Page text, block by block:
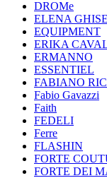
DROMe
ELENA
EQUIPMENT
ERIKA
ERMANNO
ESSENTIEL
FABIANO
Fabio Gavazzi
Faith
FEDELI
Ferre
FLASHIN
FORTE
FORTE DEI